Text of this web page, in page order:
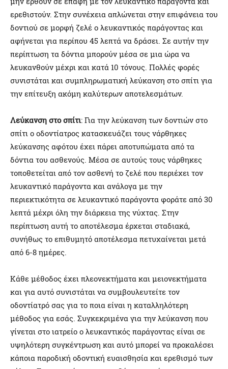
ερεθιστούν. Στην συνέχεια απλώνεται στην επιφάνεια του
δοντιού σε μορφή ζελέ ο λευκαντικός παράγοντας και
αφήνεται για περίπου 45 λεπτά να δράσει. Σε αυτήν την
περίπτωση τα δόντια μπορούν μέσα σε μια ώρα να
λευκανθούν μέχρι και κατά 10 τόνους. Πολλές φορές
συνιστάται και συμπληρωματική λεύκανση στο σπίτι για
την επίτευξη ακόμη καλύτερων αποτελεσμάτων.
Λεύκανση στο σπίτι: Για την λεύκανση των δοντιών στο
σπίτι ο οδοντίατρος κατασκευάζει τους νάρθηκες
λεύκανσης αφότου έχει πάρει αποτυπώματα από τα
δόντια του ασθενούς. Μέσα σε αυτούς τους νάρθηκες
τοποθετείται από τον ασθενή το ζελέ που περιέχει τον
λευκαντικό παράγοντα και ανάλογα με την
περιεκτικότητα σε λευκαντικό παράγοντα φοράτε από 30
λεπτά μέχρι όλη την διάρκεια της νύχτας. Στην
περίπτωση αυτή το αποτέλεσμα έρχεται σταδιακά,
συνήθως το επιθυμητό αποτέλεσμα πετυχαίνεται μετά
από 6-8 ημέρες.
Κάθε μέθοδος έχει πλεονεκτήματα και μειονεκτήματα
και για αυτό συνιστάται να συμβουλευτείτε τον
οδοντίατρό σας για το ποια είναι η καταλληλότερη
μέθοδος για εσάς. Συγκεκριμένα για την λεύκανση που
γίνεται στο ιατρείο ο λευκαντικός παράγοντας είναι σε
υψηλότερη συγκέντρωση και αυτό μπορεί να προκαλέσει
κάποια παροδική οδοντική ευαισθησία και ερεθισμό των